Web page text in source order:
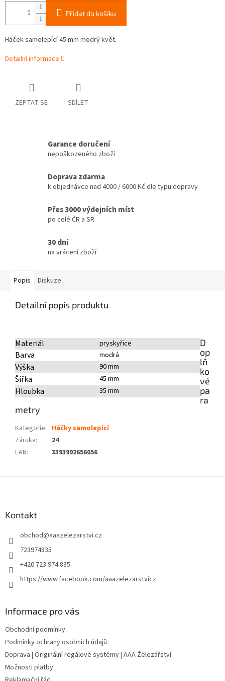
Přidat do košíku
Háček samolepící 45 mm modrý květ.
Detailní informace
ZEPTAT SE SDÍLET
Garance doručení
nepoškozeného zboží
Doprava zdarma
k objednávce nad 4000 / 6000 Kč dle typu dopravy
Přes 3000 výdejních míst
po celé ČR a SR
30 dní
na vrácení zboží
Popis Diskuze
Detailní popis produktu
Materiál pryskyřice
Barva modrá
Výška 90 mm
Šířka 45 mm
Hloubka 35 mm
D
op
lň
ko
vé
pa
ra
metry
Kategorie: Háčky samolepící
Záruka:
24
EAN: 3393992656056
Kontakt
obchod@aaazelezarstvi.cz
723974835
+420 723 974 835
https://www.facebook.com/aaazelezarstvicz
Informace pro vás
Obchodní podmínky
Podmínky ochrany osobních údajů
Doprava | Originální regálové systémy | AAA Železářství
Možnosti platby